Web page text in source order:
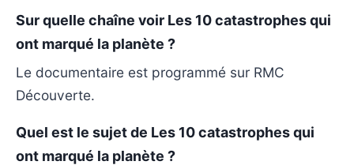
Sur quelle chaîne voir Les 10 catastrophes qui
ont marqué la planète ?
Le documentaire est programmé sur RMC
Découverte.
Quel est le sujet de Les 10 catastrophes qui
ont marqué la planète ?